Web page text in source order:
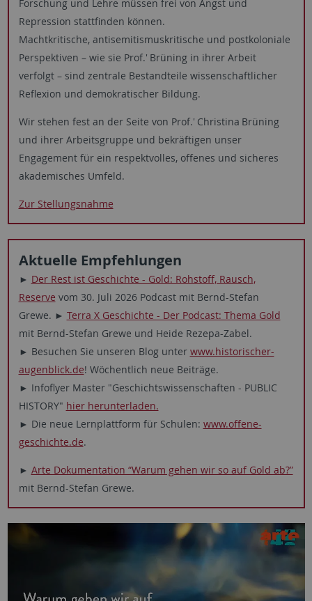
Forschung und Lehre müssen frei von Angst und
Repression stattfinden können.
Machtkritische, antisemitismuskritische und postkoloniale
Perspektiven – wie sie Prof.' Brüning in ihrer Arbeit
verfolgt – sind zentrale Bestandteile wissenschaftlicher
Reflexion und demokratischer Bildung.
Wir stehen fest an der Seite von Prof.' Christina Brüning
und ihrer Arbeitsgruppe und bekräftigen unser
Engagement für ein respektvolles, offenes und sicheres
akademisches Umfeld.
Zur Stellungsnahme
Aktuelle Empfehlungen
► Der Rest ist Geschichte - Gold: Rohstoff, Rausch,
Reserve vom 30. Juli 2026 Podcast mit Bernd-Stefan
Grewe. ► Terra X Geschichte - Der Podcast: Thema Gold
mit Bernd-Stefan Grewe und Heide Rezepa-Zabel.
► Besuchen Sie unseren Blog unter www.historischer-
augenblick.de! Wöchentlich neue Beiträge.
► Infoflyer Master "Geschichtswissenschaften - PUBLIC
HISTORY" hier herunterladen.
► Die neue Lernplattform für Schulen: www.offene-
geschichte.de.
► Arte Dokumentation “Warum gehen wir so auf Gold ab?”
mit Bernd-Stefan Grewe.